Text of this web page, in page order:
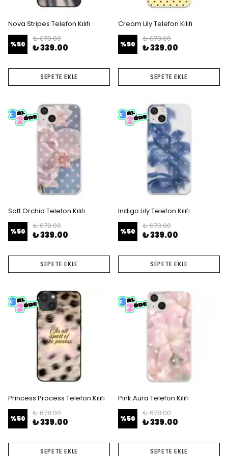
Nova Stripes Telefon Kılıfı
%50
₺ 678.00
₺ 339.00
SEPETE EKLE
Cream Lily Telefon Kılıfı
%50
₺ 678.00
₺ 339.00
SEPETE EKLE
Soft Orchid Telefon Kılıfı
%50
₺ 678.00
₺ 339.00
SEPETE EKLE
Indigo Lily Telefon Kılıfı
%50
₺ 678.00
₺ 339.00
SEPETE EKLE
Princess Process Telefon Kılıfı
%50
₺ 678.00
₺ 339.00
SEPETE EKLE
Pink Aura Telefon Kılıfı
%50
₺ 678.00
₺ 339.00
SEPETE EKLE